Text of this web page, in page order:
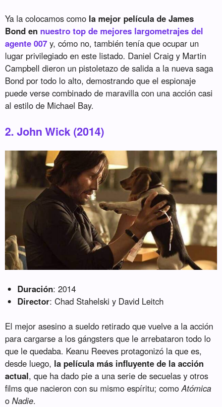
Ya la colocamos como la mejor película de James
Bond en nuestro top de mejores largometrajes del
agente 007 y, cómo no, también tenía que ocupar un
lugar privilegiado en este listado. Daniel Craig y Martin
Campbell dieron un pistoletazo de salida a la nueva saga
Bond por todo lo alto, demostrando que el espionaje
puede verse combinado de maravilla con una acción casi
al estilo de Michael Bay.
2. John Wick (2014)
Duración: 2014
Director: Chad Stahelski y David Leitch
El mejor asesino a sueldo retirado que vuelve a la acción
para cargarse a los gángsters que le arrebataron todo lo
que le quedaba. Keanu Reeves protagonizó la que es,
desde luego, la película más influyente de la acción
actual, que ha dado pie a una serie de secuelas y otros
films que nacieron con su mismo espíritu; comoAtómica
oNadie.